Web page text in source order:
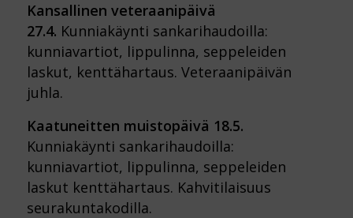
Kansallinen veteraanipäivä
27.4. Kunniakäynti sankarihaudoilla:
kunniavartiot, lippulinna, seppeleiden
laskut, kenttähartaus. Veteraanipäivän
juhla.
Kaatuneitten muistopäivä 18.5.
Kunniakäynti sankarihaudoilla:
kunniavartiot, lippulinna, seppeleiden
laskut kenttähartaus. Kahvitilaisuus
seurakuntakodilla.